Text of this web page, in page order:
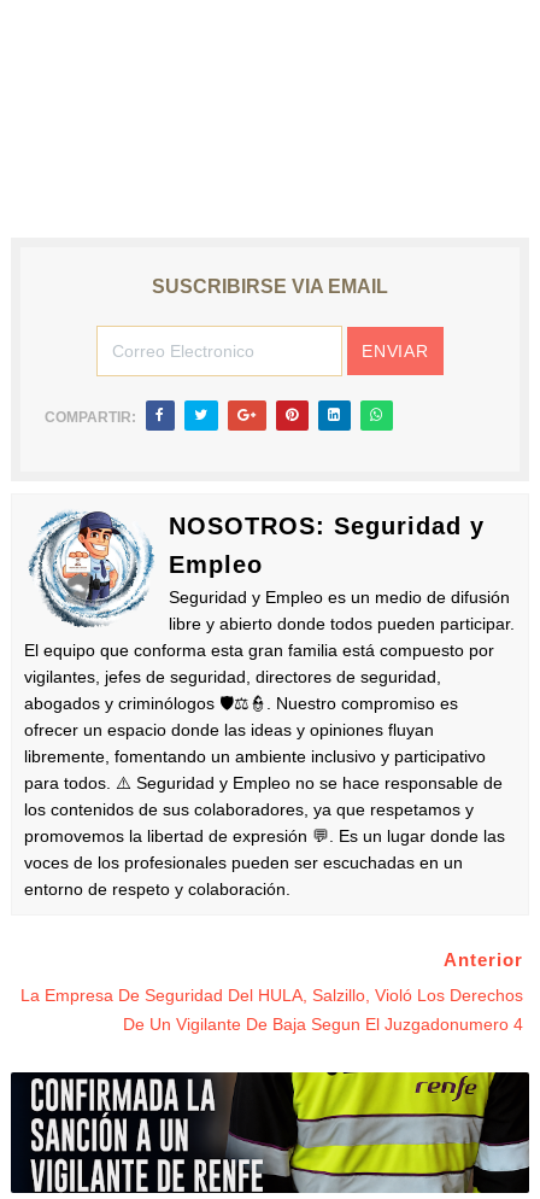
SUSCRIBIRSE VIA EMAIL
COMPARTIR:
NOSOTROS: Seguridad y
Empleo
Seguridad y Empleo es un medio de difusión
libre y abierto donde todos pueden participar.
El equipo que conforma esta gran familia está compuesto por
vigilantes, jefes de seguridad, directores de seguridad,
abogados y criminólogos 🛡️⚖️👮. Nuestro compromiso es
ofrecer un espacio donde las ideas y opiniones fluyan
libremente, fomentando un ambiente inclusivo y participativo
para todos. ⚠️ Seguridad y Empleo no se hace responsable de
los contenidos de sus colaboradores, ya que respetamos y
promovemos la libertad de expresión 💬. Es un lugar donde las
voces de los profesionales pueden ser escuchadas en un
entorno de respeto y colaboración.
Anterior
La Empresa De Seguridad Del HULA, Salzillo, Violó Los Derechos
De Un Vigilante De Baja Segun El Juzgadonumero 4